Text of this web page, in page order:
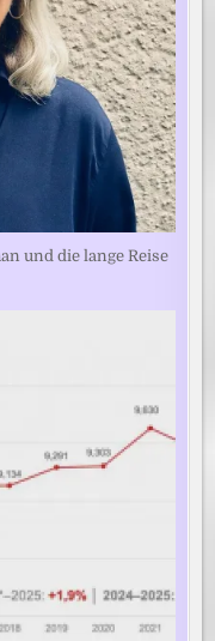
und die lange Reise